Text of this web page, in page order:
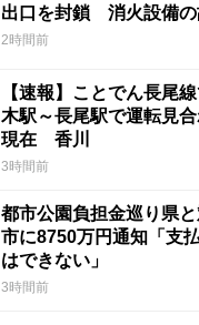
出口を封鎖 消火設備の
2時間前
【速報】ことでん長尾
木駅～長尾駅で運転見
現在 香川
3時間前
都市公園負担金巡り県
市に8750万円通知「支
はできない」
3時間前